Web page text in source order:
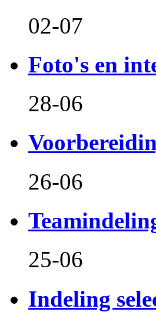
02-07
Foto's en
28-06
26-06
25-06
Indeling